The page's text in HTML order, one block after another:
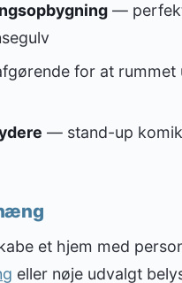
— perfekt
for at rummet
— stand-up
et hjem med
eller nøje udvalgt